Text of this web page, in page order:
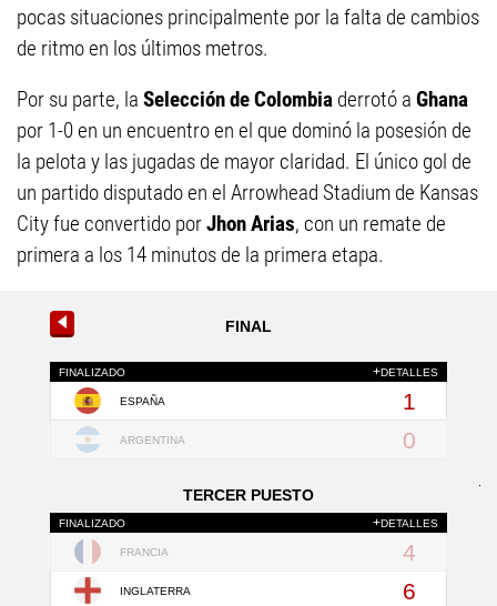
pocas situaciones principalmente por la falta de cambios
de ritmo en los últimos metros.
Por su parte, la Selección de Colombia derrotó a Ghana
por 1-0 en un encuentro en el que dominó la posesión de
la pelota y las jugadas de mayor claridad. El único gol de
un partido disputado en el Arrowhead Stadium de Kansas
City fue convertido porJhon Arias, con un remate de
primera a los 14 minutos de la primera etapa.